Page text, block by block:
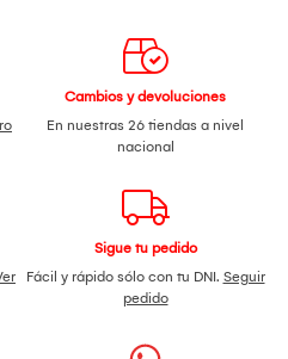
Cambios y devoluciones
En nuestras 26 tiendas a nivel
nacional
Sigue tu pedido
Fácil y rápido sólo con tu DNI. Seguir
pedido